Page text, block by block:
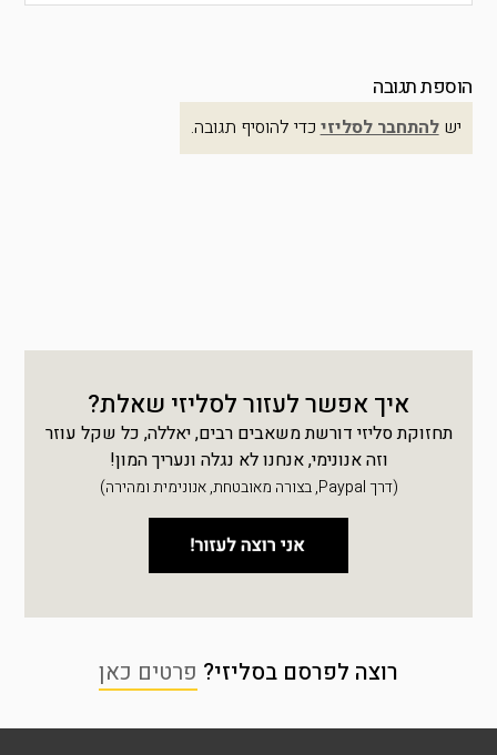
הוספת תגובה
ישלהתחבר לסליזיכדי להוסיף תגובה.
איך אפשר לעזור לסליזי שאלת?
תחזוקת סליזי דורשת משאבים רבים, יאללה, כל שקל עוזר
וזה אנונימי, אנחנו לא נגלה ונעריך המון!
(דרך Paypal, בצורה מאובטחת, אנונימית ומהירה)
רוצה לפרסם בסליזי? פרטים כאן